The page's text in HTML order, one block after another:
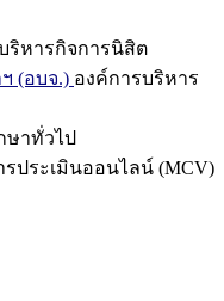
ริหารกิจการนิสิต
(อบจ.) องค์การบริหาร
ษาทั่วไป
รประเมินออนไลน์ (MCV)